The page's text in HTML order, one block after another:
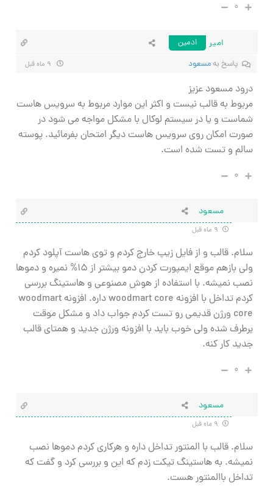
۰
امیر
ادمین
پاسخ بهمسعود
درود مسعود عزیز
مربوط به قالب نیست و اکثر این موارد مربوط به سرویس هاست
شماست و یا در سیستم لوکال با مشکل مواجه می شود در
صورت امکان روی سرویس هاست دیگر امتحان بفرمائید. پوسته
سالم و تست شده است.
۰
مسعود
سلام. قالب و از فایل زیپ خارج کردم و توی هاست آپلود کردم
ولی بازهم موقع ایمپورت کردن دمو بیشتر از 15% نمیره و دموها
نصب نمیشه. با استفاده از هوش مصنوعی و هاستینگ بررسی
کردم تداخل با افزونه woodmart core داره. افزونه woodmart
core ورژن قدیمی رو تست کردم جواب داد و مشکل موقت
برطرف شده ولی خوب باید با افزونه ورژن جدید و همتای قالب
جدید کار کنه.
۰
مسعود
سلام. قالب با المنتور تداخل داره و هرکاری کردم دموها نصب
نمیشه. به هاستینگ تیکت زدم که این و بررسی کرد و گفت که
تداخل باالمنتور هست.